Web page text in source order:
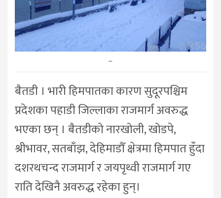
–
बैतडी । भारी हिमपातका कारण सुदूरपश्चिम
प्रदेशका पहाडी जिल्लाका राजमार्ग अवरुद्ध
भएका छन् । बैतडीको नारखोली, खोडपे,
श्रीभावर, सतबाँझ, देहिमाडौँ क्षेत्रमा हिमपात हुँदा
दशरथचन्द राजमार्ग र जयपृथ्वी राजमार्ग गए
राति देखिनै अवरुद्ध रहेका हुन्।